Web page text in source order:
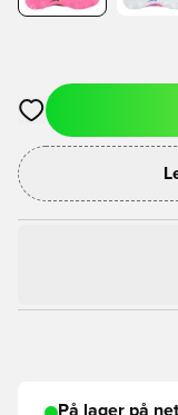
Åpner en Modal for
På lager på